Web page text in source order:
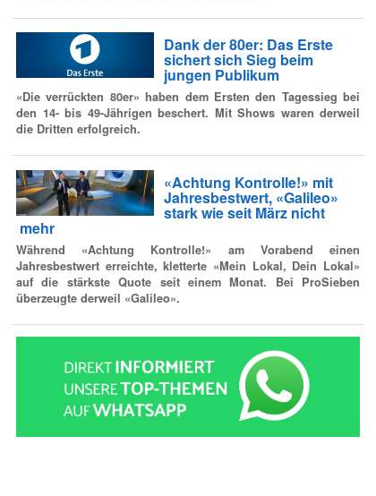
Dank der 80er: Das Erste
sichert sich Sieg beim
jungen Publikum
«Die verrückten 80er» haben dem Ersten den Tagessieg bei
den 14- bis 49-Jährigen beschert. Mit Shows waren derweil
die Dritten erfolgreich.
«Achtung Kontrolle!» mit
Jahresbestwert, «Galileo»
stark wie seit März nicht
mehr
Während «Achtung Kontrolle!» am Vorabend einen
Jahresbestwert erreichte, kletterte «Mein Lokal, Dein Lokal»
auf die stärkste Quote seit einem Monat. Bei ProSieben
überzeugte derweil «Galileo».